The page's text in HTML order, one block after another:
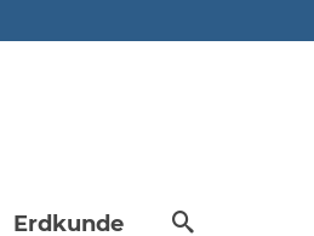
Erdkunde